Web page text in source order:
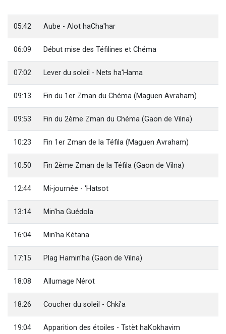
12 nouvelles musiques dans Torah-Box Music
3 personnes viennent de nous rejoindre sur WhatsApp
05:42 Aube - Alot haCha'har
06:09 Début mise des Téfilines et Chéma
07:02 Lever du soleil - Nets ha'Hama
09:13 Fin du 1er Zman du Chéma (Maguen Avraham)
09:53 Fin du 2ème Zman du Chéma (Gaon de Vilna)
10:23 Fin 1er Zman de la Téfila (Maguen Avraham)
10:50 Fin 2ème Zman de la Téfila (Gaon de Vilna)
12:44 Mi-journée - 'Hatsot
13:14 Min'ha Guédola
16:04 Min'ha Kétana
17:15 Plag Hamin'ha (Gaon de Vilna)
18:08 Allumage Nérot
18:26 Coucher du soleil - Chki'a
19:04 Apparition des étoiles - Tstèt haKokhavim